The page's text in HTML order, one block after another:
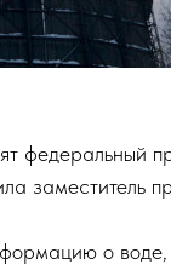
федеральный
заместитель
о